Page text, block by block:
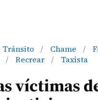
Tránsito / Chame /
/ Recrear / Taxista
víctimas